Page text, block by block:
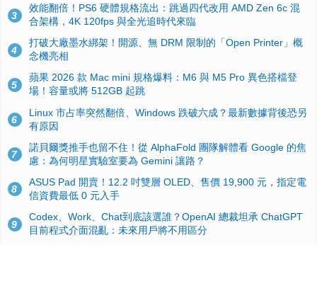
3
效能翻倍！PS6 硬體規格流出：跳過四代改用 AMD Zen 6c 混
合架構，4K 120fps 與全光追時代來臨
4
打破大廠墨水綁架！開源、無 DRM 限制的「Open Printer」概
念機亮相
5
蘋果 2026 款 Mac mini 規格爆料：M6 與 M5 Pro 異色搭檔登
場！容量或將 512GB 起跳
6
Linux 市占率突然翻倍、Windows 跌破六成？最新數據背後恐另
有原因
7
諾貝爾獎推手也留不住！從 AlphaFold 團隊解體看 Google 的焦
慮：為何明星實驗室要為 Gemini 讓路？
8
ASUS Pad 開賣！12.2 吋雙層 OLED、售價 19,900 元，指定電
信資費最低 0 元入手
9
Codex、Work、Chat到底該選誰？OpenAI 總裁坦承 ChatGPT
目前程式介面混亂：未來用戶將不用區分